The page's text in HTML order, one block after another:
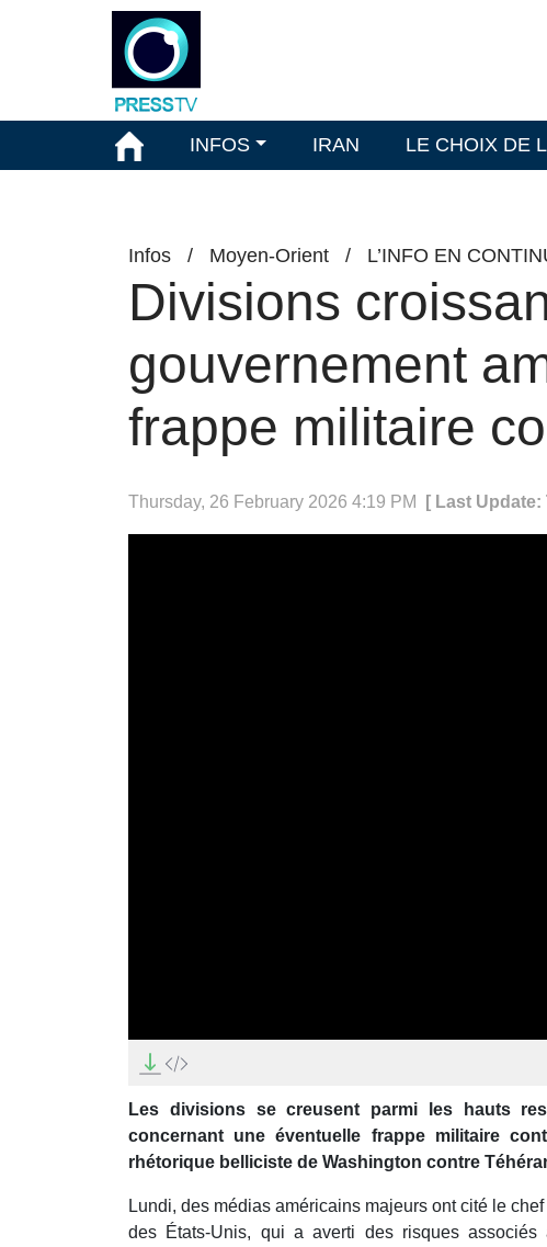
INFOS IRAN LE CHOIX DE
Infos / Moyen-Orient / L’INFO EN
Divisions
gouvernement
frappe militaire
Thursday, 26 February 2026 4:19 PM [ Last Update:
seconds
27
minutes,
2
seconds
Volume
90%
Les divisions se creusent parmi les hauts
concernant une éventuelle frappe militaire
rhétorique belliciste de Washington contre
Lundi, des médias américains majeurs ont cité le
des États-Unis, qui a averti des risques associés